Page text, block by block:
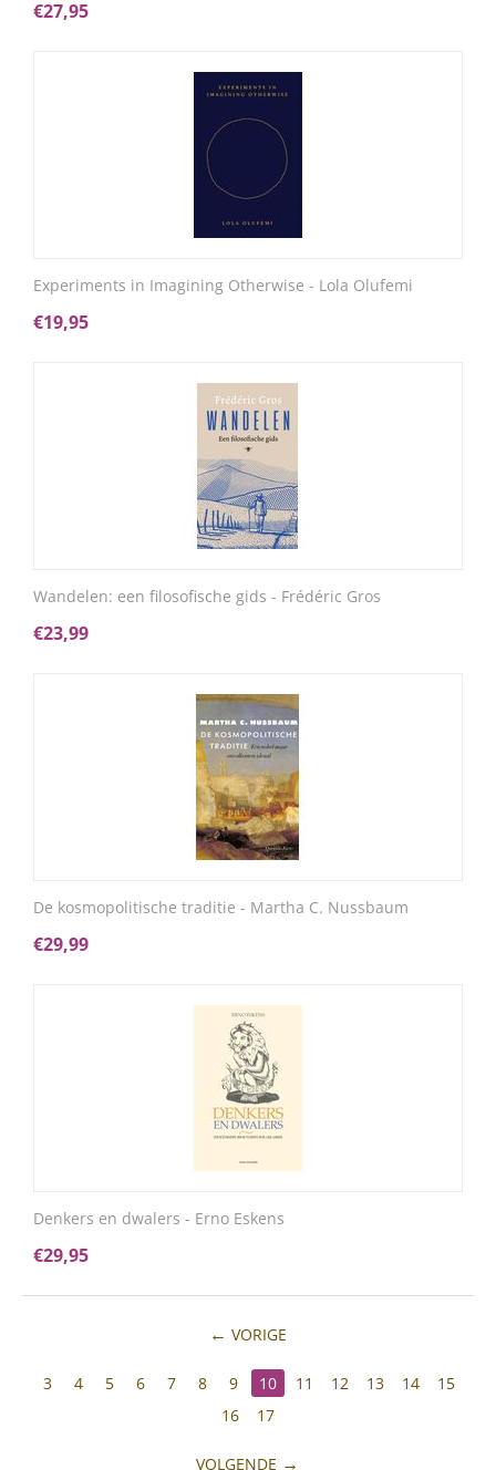
€27,95
Experiments in Imagining Otherwise - Lola Olufemi
€19,95
Wandelen: een filosofische gids - Frédéric Gros
€23,99
De kosmopolitische traditie - Martha C. Nussbaum
€29,99
Denkers en dwalers - Erno Eskens
€29,95
VORIGE
3 4 5 6 7 8 9 10 11 12 13 14
15
16
17
VOLGENDE